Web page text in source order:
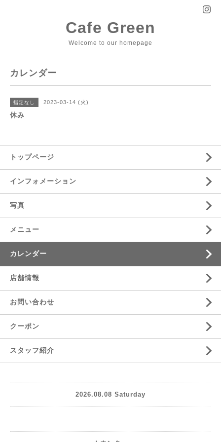
Cafe Green
Welcome to our homepage
カレンダー
指定なし 2023-03-14 (火)
休み
トップページ
インフォメーション
写真
メニュー
カレンダー
店舗情報
お問い合わせ
クーポン
スタッフ紹介
2026.08.08 Saturday